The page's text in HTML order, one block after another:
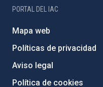
PORTAL DEL IAC
Mapa web
Políticas de privacidad
Aviso legal
Política de cookies